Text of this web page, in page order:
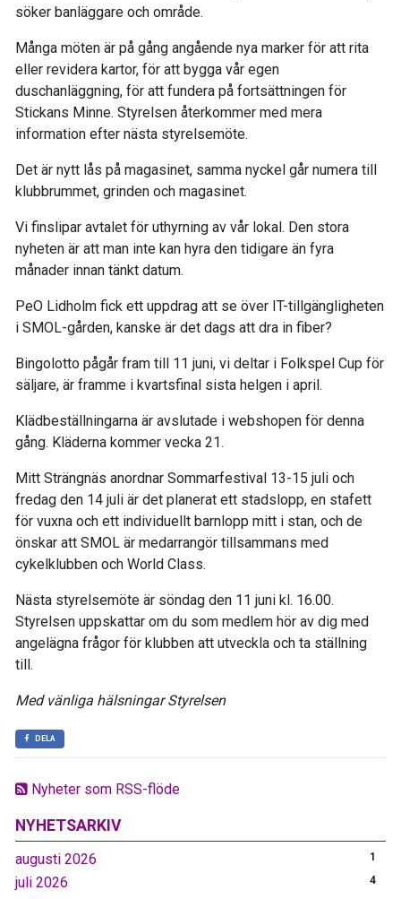
Nyheter som RSS-flöde
NYHETSARKIV
augusti 2026 1
juli 2026 4
söker banläggare och område.
Många möten är på gång angående nya marker för att rita
eller revidera kartor, för att bygga vår egen
duschanläggning, för att fundera på fortsättningen för
Stickans Minne. Styrelsen återkommer med mera
information efter nästa styrelsemöte.
Det är nytt lås på magasinet, samma nyckel går numera till
klubbrummet, grinden och magasinet.
Vi finslipar avtalet för uthyrning av vår lokal. Den stora
nyheten är att man inte kan hyra den tidigare än fyra
månader innan tänkt datum.
PeO Lidholm fick ett uppdrag att se över IT-tillgängligheten
i SMOL-gården, kanske är det dags att dra in fiber?
Bingolotto pågår fram till 11 juni, vi deltar i Folkspel Cup för
säljare, är framme i kvartsfinal sista helgen i april.
Klädbeställningarna är avslutade i webshopen för denna
gång. Kläderna kommer vecka 21.
Mitt Strängnäs anordnar Sommarfestival 13-15 juli och
fredag den 14 juli är det planerat ett stadslopp, en stafett
för vuxna och ett individuellt barnlopp mitt i stan, och de
önskar att SMOL är medarrangör tillsammans med
cykelklubben och World Class.
Nästa styrelsemöte är söndag den 11 juni kl. 16.00.
Styrelsen uppskattar om du som medlem hör av dig med
angelägna frågor för klubben att utveckla och ta ställning
till.
Med vänliga hälsningar Styrelsen
DELA